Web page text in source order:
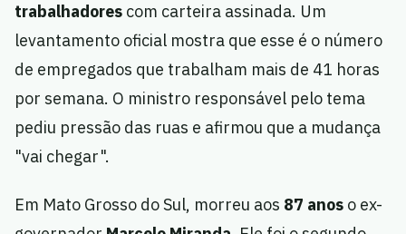
trabalhadores com carteira assinada. Um
levantamento oficial mostra que esse é o número
de empregados que trabalham mais de 41 horas
por semana. O ministro responsável pelo tema
pediu pressão das ruas e afirmou que a mudança
"vai chegar".
Em Mato Grosso do Sul, morreu aos 87 anos o ex-